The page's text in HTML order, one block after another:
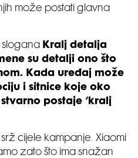
može postati glavna
slogana Kralj detalja
su detalji ono što
Kada uređaj može
i sitnice koje oko
postaje ‘kralj
cijele kampanje. Xiaomi
zato što ima snažan